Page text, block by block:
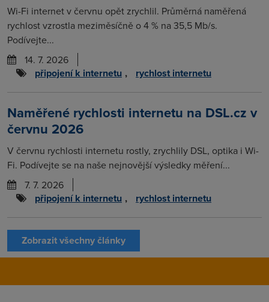
Wi-Fi internet v červnu opět zrychlil. Průměrná naměřená
rychlost vzrostla meziměsíčně o 4 % na 35,5 Mb/s.
Podívejte...
14. 7. 2026
připojení k internetu , rychlost internetu
Naměřené rychlosti internetu na DSL.cz v
červnu 2026
V červnu rychlosti internetu rostly, zrychlily DSL, optika i Wi-
Fi. Podívejte se na naše nejnovější výsledky měření...
7. 7. 2026
připojení k internetu , rychlost internetu
Zobrazit všechny články